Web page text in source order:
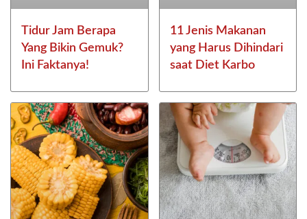
Tidur Jam Berapa
Yang Bikin Gemuk?
Ini Faktanya!
11 Jenis Makanan
yang Harus Dihindari
saat Diet Karbo